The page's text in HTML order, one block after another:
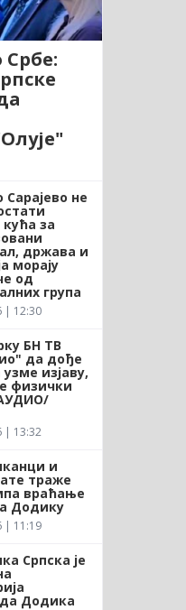
Сарајево не
кућа за
држава и
морају
од
група
| 12:30
БН ТВ
да дође
изјаву,
физички
| 13:32
и
траже
враћање
Додику
| 11:19
Српска је
Додика